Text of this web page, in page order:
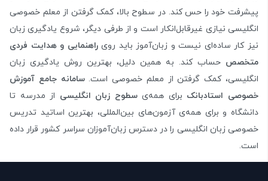
پیشرفت خود را حس کند. در سطوح بالا، کمک گرفتن از معلم خصوصی
انگلیسی نیازی غیرقابل‌انکار است و از طرفی دیگر، شروع یادگیری زبان
نیز کار ساده‌ای نیست و زبان‌آموز باید رویراهنمایی و هدایت فردی
متخصص حساب کند. به همین دلیل، بهترین روش یادگیری زبان
انگلیسی، کمک گرفتن از معلم خصوصی است.سامانه جامع آموزش
خصوصی استادبانک برای همه‌یسطوح زبان انگلیسی از مدرسه تا
دانشگاه و برای همه‌ی آزمون‌های بین‌المللی، بهترین اساتید تدریس
خصوصی زبان انگلیسی را در دسترس زبان‌آموزان سراسر کشور قرار داده
است.